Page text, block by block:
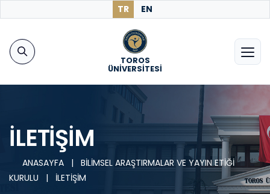
TR EN
TOROS
ÜNİVERSİTESİ
İLETİŞİM
ANASAYFA |
BİLİMSEL ARAŞTIRMALAR VE YAYIN ETİĞİ
KURULU
| İLETİŞİM